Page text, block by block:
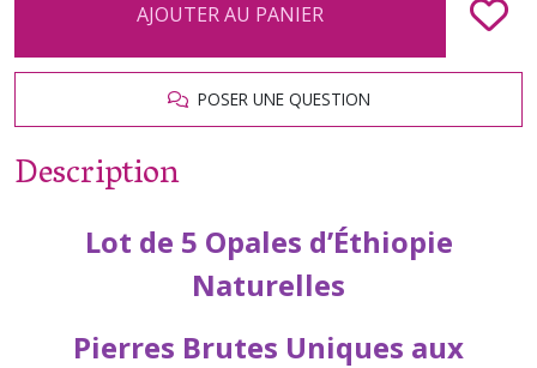
AJOUTER AU PANIER
POSER UNE QUESTION
Description
Lot de 5 Opales d’Éthiopie
Naturelles
Pierres Brutes Uniques aux